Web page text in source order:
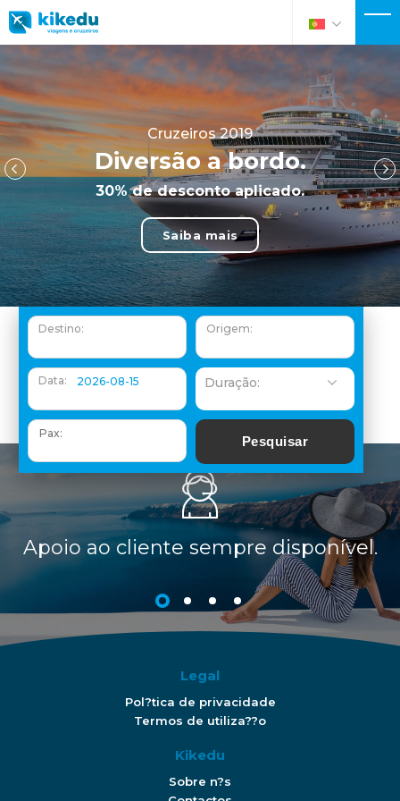
Cruzeiros 2019
Diversão a bordo.
30% de desconto aplicado.
Saiba mais
Cruzeiros 2019
Diversão a bordo.
40% de desconto aplicado.
Saiba mais
Destino: Origem:
Data: Duração:
Apoio ao cliente sempre disponível.
Apoio ao cliente sempre disponível.
Apoio ao cliente sempre disponível.
Apoio ao cliente sempre disponível.
Legal
Pol?tica de privacidade
Termos de utiliza??o
Kikedu
Sobre n?s